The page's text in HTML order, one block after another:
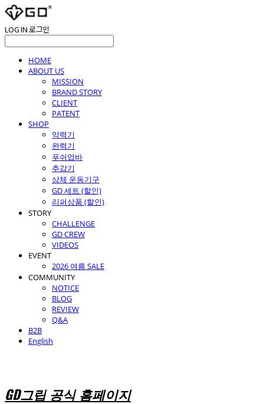
LOG IN로그인
HOME
ABOUT US
MISSION
BRAND STORY
CLIENT
PATENT
SHOP
악력기
완력기
푸쉬업바
추감기
상체 운동기구
GD 세트 (할인)
리퍼상품 (할인)
STORY
CHALLENGE
GD CREW
VIDEOS
EVENT
2026 여름 SALE
COMMUNITY
NOTICE
BLOG
REVIEW
Q&A
B2B
English
GD그립 공식 홈페이지